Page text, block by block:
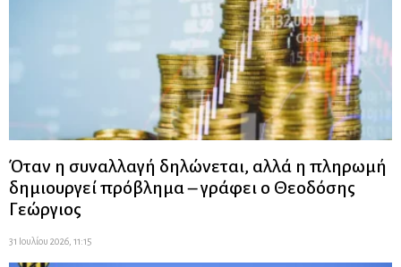
Όταν η συναλλαγή δηλώνεται, αλλά η πληρωμή
δημιουργεί πρόβλημα – γράφει ο Θεοδόσης
Γεώργιος
31 Ιουλίου 2026, 11:15